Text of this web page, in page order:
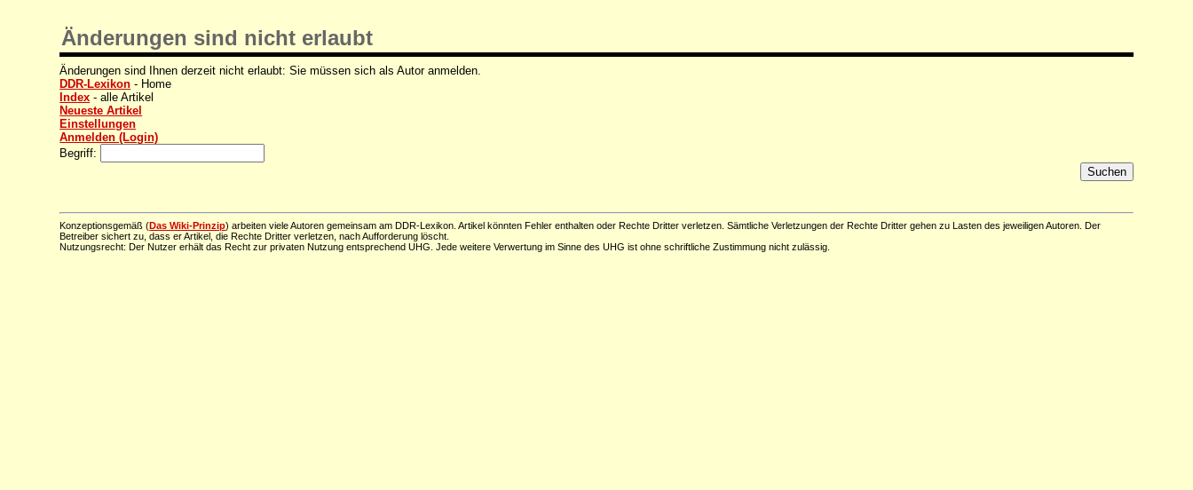
Änderungen sind nicht erlaubt
Änderungen sind Ihnen derzeit nicht erlaubt: Sie müssen sich als Autor anmelden.
DDR-Lexikon - Home
Index - alle Artikel
Neueste Artikel
Einstellungen
Anmelden (Login)
Begriff:
Konzeptionsgemäß (Das Wiki-Prinzip) arbeiten viele Autoren gemeinsam am DDR-Lexikon. Artikel könnten Fehler enthalten oder Rechte Dritter verletzen. Sämtliche Verletzungen der Rechte Dritter gehen zu Lasten des jeweiligen Autoren. Der
Betreiber sichert zu, dass er Artikel, die Rechte Dritter verletzen, nach Aufforderung löscht.
Nutzungsrecht: Der Nutzer erhält das Recht zur privaten Nutzung entsprechend UHG. Jede weitere Verwertung im Sinne des UHG ist ohne schriftliche Zustimmung nicht zulässig.